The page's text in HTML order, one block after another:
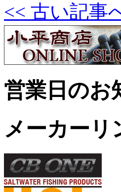
<< 古い記事
営業日のお
メーカーリ